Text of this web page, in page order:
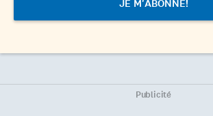
Publicité